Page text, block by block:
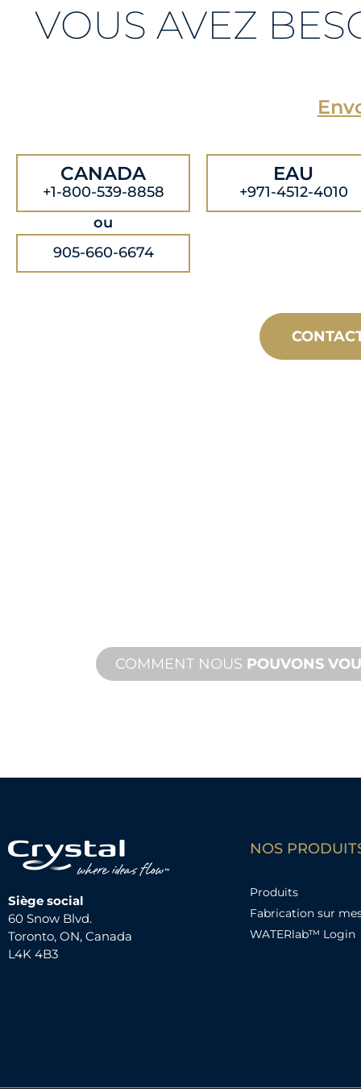
VOUS AVEZ
CANADA
+1-800-539-8858
ou
905-660-6674
EAU
+971-4512-4010
COMMENT NOUS POUVONS
Siège social
60 Snow Blvd.
Toronto, ON, Canada
L4K 4B3
NOS
Produits
Fabrication sur
WATERlab™ Login